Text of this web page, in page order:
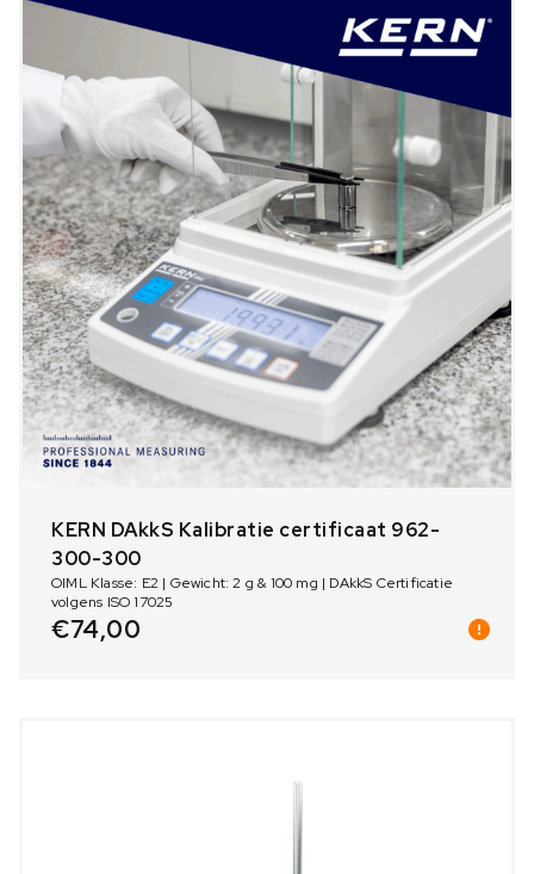
KERN DAkkS Kalibratie certificaat 962-
300-300
OIML Klasse: E2 | Gewicht: 2 g & 100 mg | DAkkS Certificatie
volgens ISO 17025
€74,00